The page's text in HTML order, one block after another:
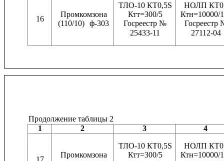
16
Промкомзона
(110/10) ф-303
ТЛО-10 КТ0,5S
Ктт=300/5
Госреестр №
25433-11
НОЛП
Ктн=10000/
Госреестр
27112-04
Промкомзона
ТЛО-10 КТ0,5S
Ктт=300/5
НОЛП
Ктн=10000/
Продолжение таблицы 2
1
2 3 4